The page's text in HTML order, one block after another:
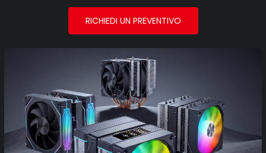
RICHIEDI UN PREVENTIVO